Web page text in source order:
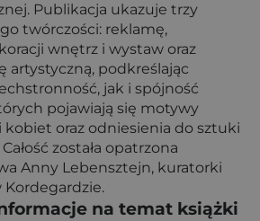
Publikacja ukazuje trzy
twórczości: reklamę,
wnętrz i wystaw oraz
artystyczną, podkreślając
jak i spójność
pojawiają się motywy
oraz odniesienia do sztuki
została opatrzona
Anny Lebensztejn, kuratorki
na temat książki